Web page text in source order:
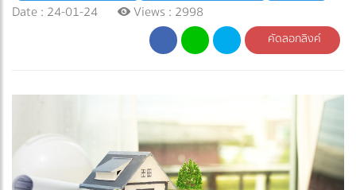
Date : 24-01-24
Views : 2998
คัดลอกลิงค์